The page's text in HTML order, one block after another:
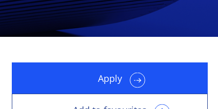
Career pathways in property
Leadership career pathways
Capital Markets roles
Apply